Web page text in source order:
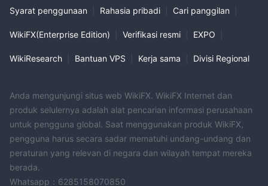
Syarat penggunaan Rahasia pribadi Cari panggilan
WikiFX(Enterprise Edition) Verifikasi resmi EXPO
WikiResearch Bantuan VPS Kerja sama Divisi Regional
Anda mengunjungi situs web WikiFX. WikiFX Internet dan
produk selulernya adalah alat pencarian informasi perusahaan
untuk pengguna global. Saat menggunakan produk WikiFX,
pengguna harus secara sadar mematuhi undang-undang dan
peraturan yang relevan di negara dan wilayah tempat mereka
berada.
Whatsapp：6285158070850